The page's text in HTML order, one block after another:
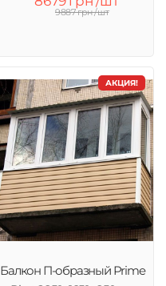
9887 грн /шт
АКЦИЯ!
Балкон П-образный Prime